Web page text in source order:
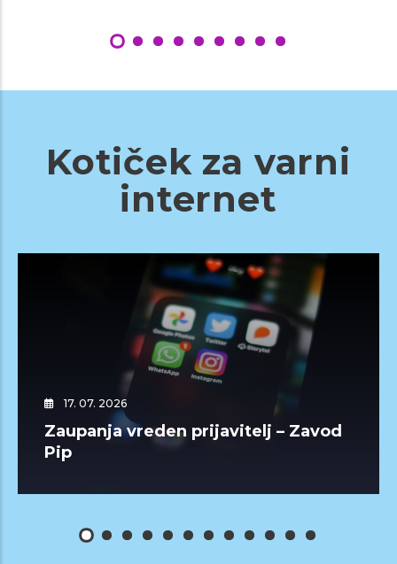
Kotiček za varni
internet
17. 07. 2026
Zaupanja vreden prijavitelj – Zavod
Pip